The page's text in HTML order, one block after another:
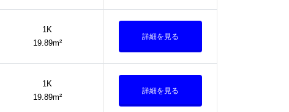
1K
19.89m²
詳細を見る
1K
19.89m²
詳細を見る